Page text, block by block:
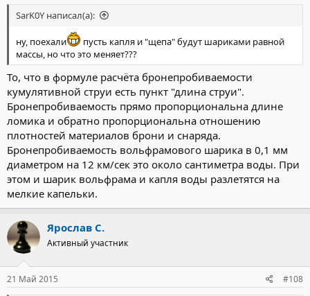
SarK0Y написал(а):
ну, поехали
пусть капля и "щепа" будут шариками равной
массы, но что это меняет???
То, что в формуле расчёта бронепробиваемости
кумулятивной струи есть пункт "длина струи".
Бронепробиваемость прямо пропорциональна длине
ломика и обратно пропорциональна отношению
плотностей материалов брони и снаряда.
Бронепробиваемость вольфрамового шарика в 0,1 мм
диаметром на 12 км/сек это около сантиметра воды. При
этом и шарик вольфрама и капля воды разлетятся на
мелкие капельки.
Ярослав С.
Активный участник
21 Май 2015 #108